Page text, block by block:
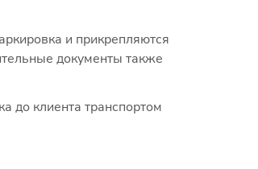
и прикрепляются
документы также
до клиента транспортом